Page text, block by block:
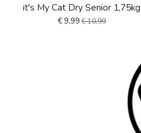
it's My Cat Dry Senior 1,75kg
€ 9,99 € 10,99